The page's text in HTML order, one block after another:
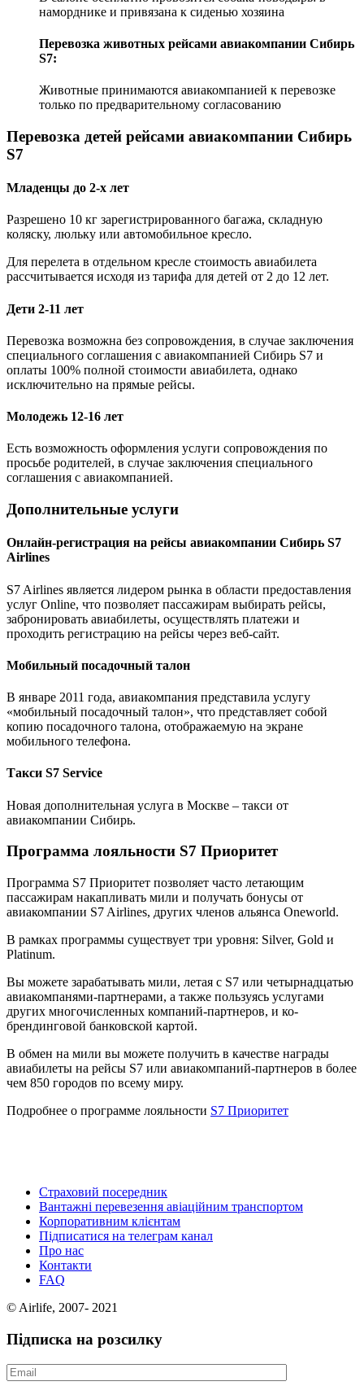
наморднике и привязана к сиденью хозяина
Перевозка животных рейсами авиакомпании Сибирь
S7:
Животные принимаются авиакомпанией к перевозке
только по предварительному согласованию
Перевозка детей рейсами авиакомпании Сибирь
S7
Младенцы до 2-х лет
Разрешено 10 кг зарегистрированного багажа, складную
коляску, люльку или автомобильное кресло.
Для перелета в отдельном кресле стоимость авиабилета
рассчитывается исходя из тарифа для детей от 2 до 12 лет.
Дети 2-11 лет
Перевозка возможна без сопровождения, в случае заключения
специального соглашения с авиакомпанией Сибирь S7 и
оплаты 100% полной стоимости авиабилета, однако
исключительно на прямые рейсы.
Молодежь 12-16 лет
Есть возможность оформления услуги сопровождения по
просьбе родителей, в случае заключения специального
соглашения с авиакомпанией.
Дополнительные услуги
Онлайн-регистрация на рейсы авиакомпании Сибирь S7
Airlines
S7 Airlines является лидером рынка в области предоставления
услуг Online, что позволяет пассажирам выбирать рейсы,
забронировать авиабилеты, осуществлять платежи и
проходить регистрацию на рейсы через веб-сайт.
Мобильный посадочный талон
В январе 2011 года, авиакомпания представила услугу
«мобильный посадочный талон», что представляет собой
копию посадочного талона, отображаемую на экране
мобильного телефона.
Такси S7 Service
Новая дополнительная услуга в Москве – такси от
авиакомпании Сибирь.
Программа лояльности S7 Приоритет
Программа S7 Приоритет позволяет часто летающим
пассажирам накапливать мили и получать бонусы от
авиакомпании S7 Airlines, других членов альянса Oneworld.
В рамках программы существует три уровня: Silver, Gold и
Platinum.
Вы можете зарабатывать мили, летая с S7 или четырнадцатью
авиакомпанями-партнерами, а также пользуясь услугами
других многочисленных компаний-партнеров, и ко-
брендинговой банковской картой.
В обмен на мили вы можете получить в качестве награды
авиабилеты на рейсы S7 или авиакомпаний-партнеров в более
чем 850 городов по всему миру.
Подробнее о программе лояльности S7 Приоритет
Страховий посередник
Вантажні перевезення авіаційним транспортом
Корпоративним клієнтам
Підписатися на телеграм канал
Про нас
Контакти
FAQ
© Airlife, 2007- 2021
Підписка на розсилку